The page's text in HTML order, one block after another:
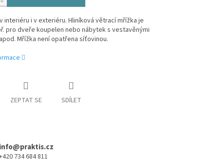
interiéru i v exteriéru. Hliníková větrací mřížka je
pro dveře koupelen nebo nábytek s vestavěnými
Mřížka není opatřena síťovinou.
ZEPTAT SE SDÍLET
info@praktis.cz
734 684 811